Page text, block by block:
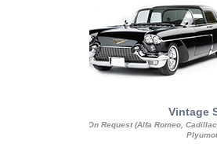
Vintage
On Request (Alfa Romeo,